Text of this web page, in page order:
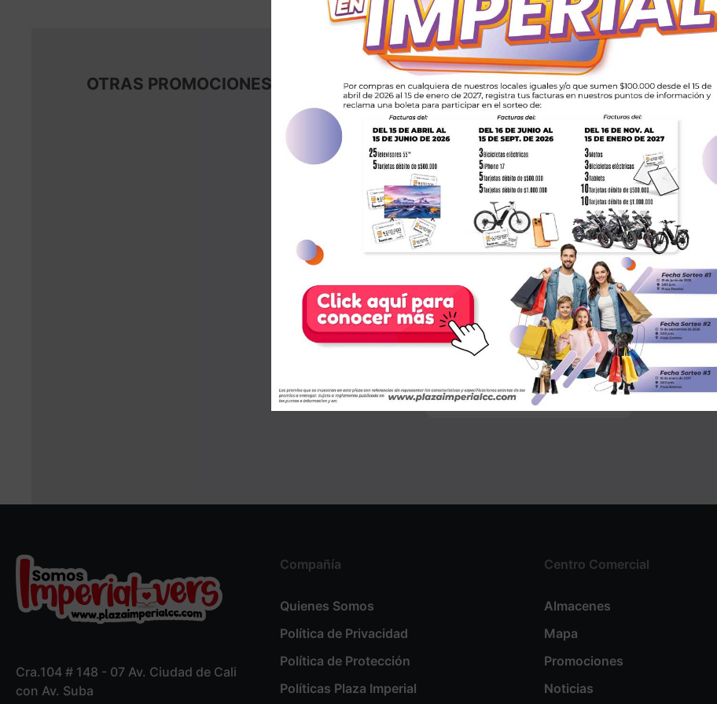
OTRAS PROMOCIONES
Quedan 21 días
Cra.104 # 148 - 07 Av. Ciudad de Cali
con Av. Suba
Compañía
Quienes Somos
Política de Privacidad
Política de Protección
Políticas Plaza Imperial
Centro Comercial
Almacenes
Mapa
Promociones
Noticias